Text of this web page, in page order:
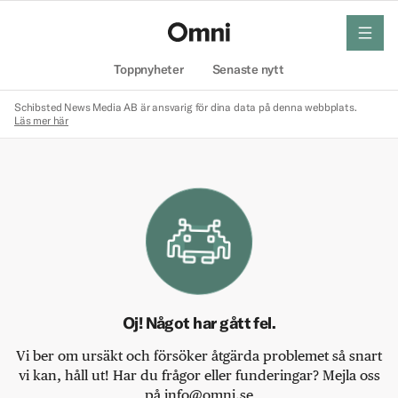
Toppnyheter Senaste nytt
meny
Schibsted News Media AB är ansvarig för dina data på denna webbplats.
Läs mer här
Oj! Något har gått fel.
Vi ber om ursäkt och försöker åtgärda problemet så snart
vi kan, håll ut! Har du frågor eller funderingar? Mejla oss